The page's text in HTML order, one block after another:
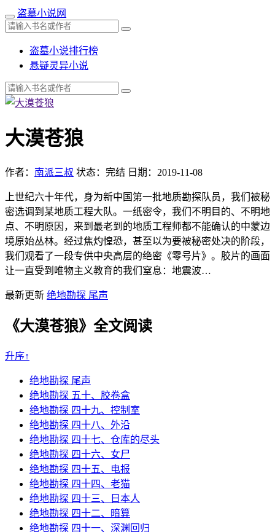
盗墓小说网
盗墓小说排行榜
悬疑灵异小说
大漠苍狼
作者： 南派三叔 状态：完结 日期：2019-11-08
上世纪六十年代，身为新中国第一批地质勘探队员，我们被秘
密选调到某地质工程大队。一纸密令，我们不明目的、不明地
点、不明原因，来到最老到的地质工程师都不能确认的中蒙边
境原始丛林。经过焦灼惶恐，甚至以为要被秘密处决的阶段，
我们观看了一段专供中央高层的绝密《零号片》。胶片的画面
让一直受到唯物主义教育的我们窒息：地震波…
最新更新 绝地勘探 尾声
《大漠苍狼》全文阅读
升序↑
绝地勘探 尾声
绝地勘探 五十、胶卷盒
绝地勘探 四十九、控制室
绝地勘探 四十八、外沿
绝地勘探 四十七、仓库的尽头
绝地勘探 四十六、女尸
绝地勘探 四十五、电报
绝地勘探 四十四、老猫
绝地勘探 四十三、日本人
绝地勘探 四十二、暗算
绝地勘探 四十一、深渊回归